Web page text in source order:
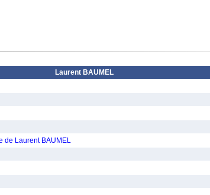
Laurent BAUMEL
de Laurent BAUMEL